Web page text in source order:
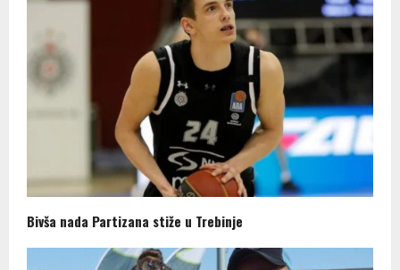
Bivša nada Partizana stiže u Trebinje